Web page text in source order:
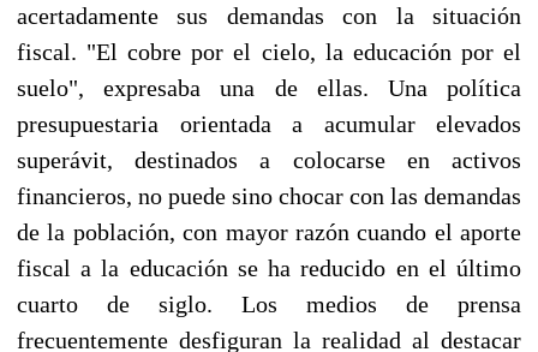
acertadamente sus demandas con la situación
fiscal. "El cobre por el cielo, la educación por el
suelo", expresaba una de ellas. Una política
presupuestaria orientada a acumular elevados
superávit, destinados a colocarse en activos
financieros, no puede sino chocar con las demandas
de la población, con mayor razón cuando el aporte
fiscal a la educación se ha reducido en el último
cuarto de siglo. Los medios de prensa
frecuentemente desfiguran la realidad al destacar